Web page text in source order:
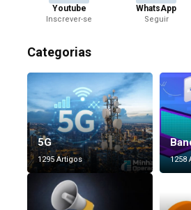
Youtube
Inscrever-se
WhatsApp
Seguir
Categorias
5G
1295 Artigos 1258